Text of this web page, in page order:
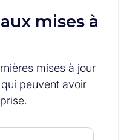
mises à
mises à jour
peuvent avoir